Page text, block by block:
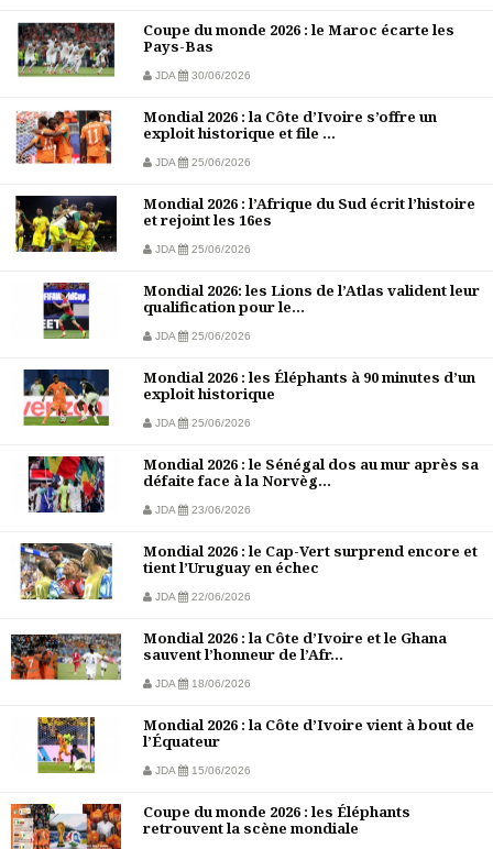
Coupe du monde 2026 : le Maroc écarte les
Pays-Bas
JDA 30/06/2026
Mondial 2026 : la Côte d’Ivoire s’offre un
exploit historique et file ...
JDA 25/06/2026
Mondial 2026 : l’Afrique du Sud écrit l’histoire
et rejoint les 16es
JDA 25/06/2026
Mondial 2026: les Lions de l’Atlas valident leur
qualification pour le...
JDA 25/06/2026
Mondial 2026 : les Éléphants à 90 minutes d’un
exploit historique
JDA 25/06/2026
Mondial 2026 : le Sénégal dos au mur après sa
défaite face à la Norvèg...
JDA 23/06/2026
Mondial 2026 : le Cap-Vert surprend encore et
tient l’Uruguay en échec
JDA 22/06/2026
Mondial 2026 : la Côte d’Ivoire et le Ghana
sauvent l’honneur de l’Afr...
JDA 18/06/2026
Mondial 2026 : la Côte d’Ivoire vient à bout de
l’Équateur
JDA 15/06/2026
Coupe du monde 2026 : les Éléphants
retrouvent la scène mondiale